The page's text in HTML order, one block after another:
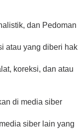
dan Pedoman
atau yang diberi hak
koreksi, dan atau
di media siber
siber lain yang